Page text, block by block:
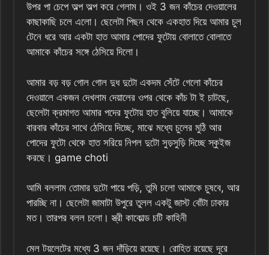
উপর পা চেপে অল্প অল্প করে গেলাম। ওই 3 জন কাঁচের দেওয়ালের
কাছাকাছি চলে এলো। ছেলেটা পিছন থেকে একহাত দিয়ে আমার চুল
টেনে ধরে আর একটা হাত আমার পোদের ফুটোয় বোলাতে বোলাতে
আমাকে কাঁচের সঙ্গে ঠেসিয়ে দিলো।
আমার বড় বড় গোল গোল দুধ দুটো একদম সেঁটে গেলো কাঁচের
দেওয়ালে একজন দেখলাম দেয়ালের ওপর থেকে কাঁচ টা ই চাটছে,
ছেলেটা ক্রমাগত আমার পদের ফুটোয় হাত বুলিয়ে যাচ্ছে। আমাকে
বারবার কাঁচের সাথে ঠেসিয়ে দিচ্ছে, মাঝে মধ্যে চুলের মুঠি আর
পোদের ফুটো থেকে হাত সরিয়ে নিপল দুটো সুড়সুড়ি দিচ্ছে স্কুইজ
করছে। game choti
আমি বললাম তোমার দুটো পায়ে পড়ি, তুমি চলো আমাকে চুষবে, আর
পারচ্ছি না। ছেলেটা জামাটা উপুরে তুলল একটু জাস্ট বোঁটা ঢাকার
মত। তারপর বলল চলো। স্ত্রী কাকোল্ড চটি কাহিনী
মেল টয়লেটের মধ্যে 3 জন দাঁড়িয়ে রয়েছে। রোহিত রয়েছে দূরে